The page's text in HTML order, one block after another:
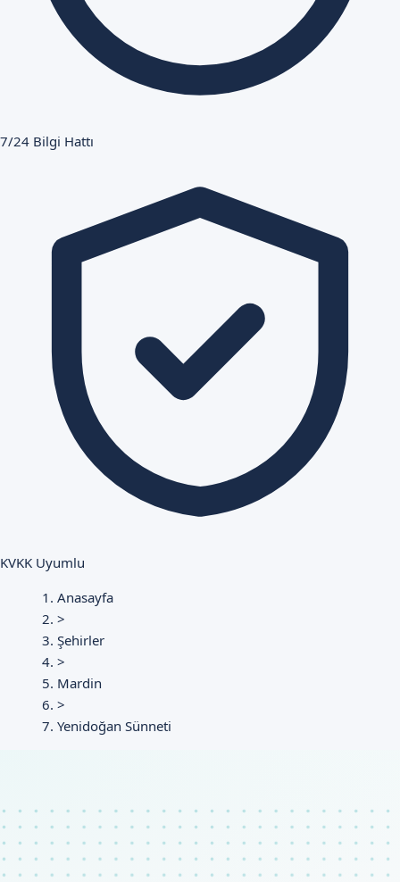
7/24 Bilgi Hattı
KVKK Uyumlu
Anasayfa
>
Şehirler
>
Mardin
>
Yenidoğan Sünneti